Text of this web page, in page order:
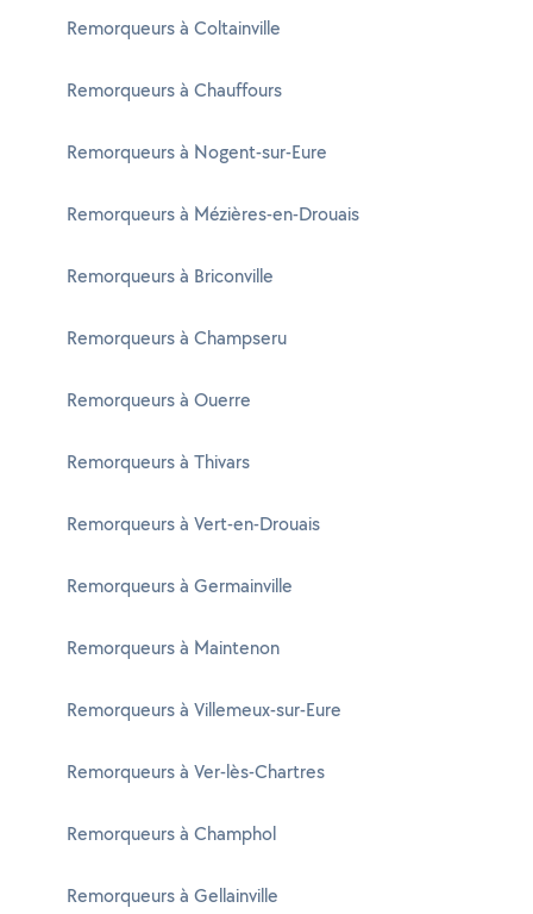
Remorqueurs à Coltainville
Remorqueurs à Chauffours
Remorqueurs à Nogent-sur-Eure
Remorqueurs à Mézières-en-Drouais
Remorqueurs à Briconville
Remorqueurs à Champseru
Remorqueurs à Ouerre
Remorqueurs à Thivars
Remorqueurs à Vert-en-Drouais
Remorqueurs à Germainville
Remorqueurs à Maintenon
Remorqueurs à Villemeux-sur-Eure
Remorqueurs à Ver-lès-Chartres
Remorqueurs à Champhol
Remorqueurs à Gellainville